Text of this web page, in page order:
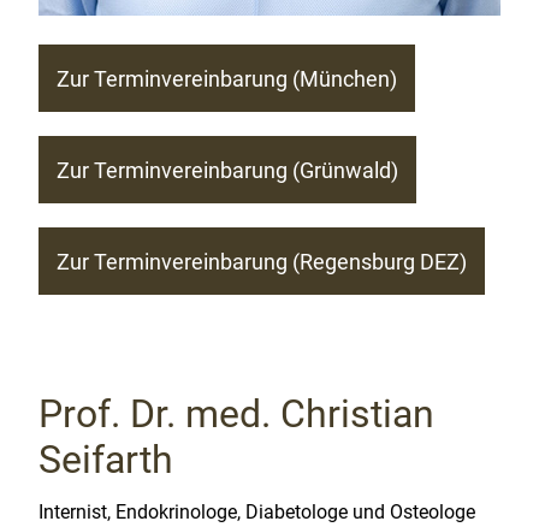
Zur Terminvereinbarung (München)
Zur Terminvereinbarung (Grünwald)
Zur Terminvereinbarung (Regensburg DEZ)
Prof. Dr. med. Christian
Seifarth
Internist, Endokrinologe, Diabetologe und Osteologe